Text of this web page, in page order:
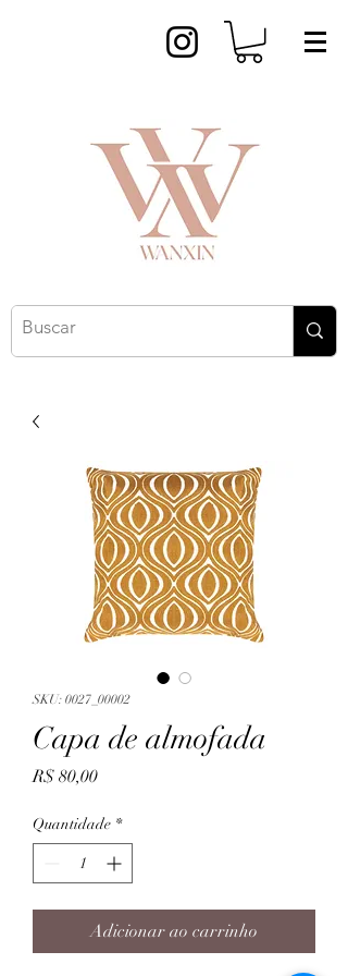
SKU: 0027_00002
Capa de almofada
R$ 80,00Preço
Quantidade *
Adicionar ao carrinho